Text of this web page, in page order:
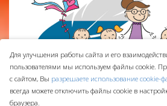
МБДОУ ДС "Буратино" ©
Сделано с ❤ вООО
Для улучшения работы сайта и его
пользователями мы используем файлы cookie.
с сайтом, Вы разрешаете использование cookie-
всегда можете отключить файлы cookie в
браузера.